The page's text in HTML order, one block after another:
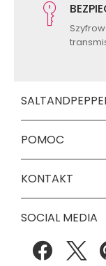
POMOC
KONTAKT
SOCIAL MEDIA